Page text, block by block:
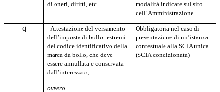
di oneri, diritti, etc.
modalità indicate sul sito
dell’Amministrazione
q
- Attestazione del versamento
dell’imposta di bollo: estremi
del codice identificativo della
marca da bollo, che deve
essere annullata e conservata
dall’interessato;
ovvero
Obbligatoria nel caso di
presentazione di un’istanza
contestuale alla SCIA unica
(SCIA condizionata)